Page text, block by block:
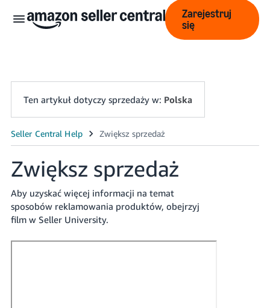
中
文
-
CN
English
Zarejestruj
się
Ten artykuł dotyczy sprzedaży w: Polska
Zwiększ sprzedaż
Aby uzyskać więcej informacji na temat
sposobów reklamowania produktów, obejrzyj
film w Seller University.